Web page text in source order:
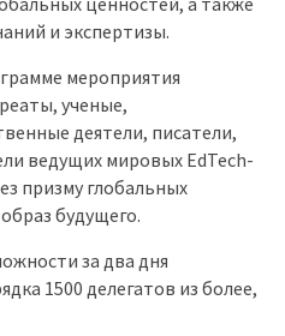
и экспертизы.
мероприятия
ученые,
деятели, писатели,
ведущих мировых EdTech-
призму глобальных
будущего.
за два дня
1500 делегатов из более,